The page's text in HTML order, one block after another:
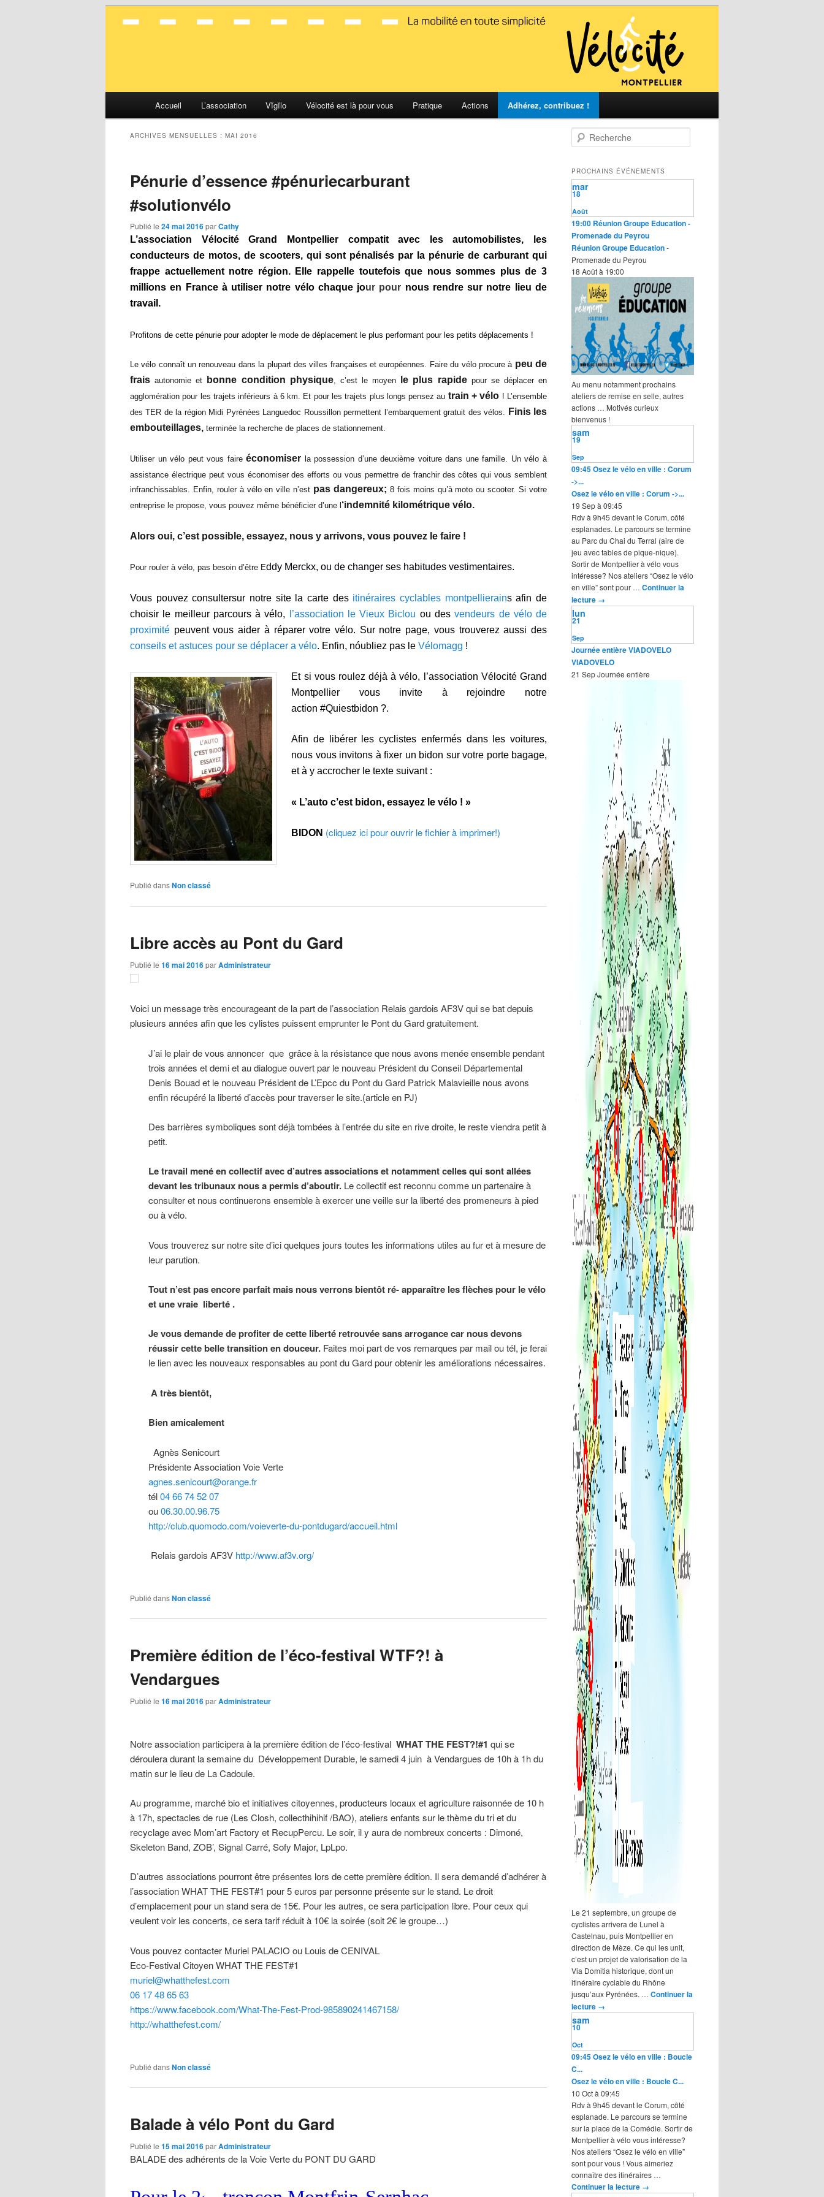
Aller
au
principal
Aller
au
secondaire
Accueil L’association Vĭgĭlo Vélocité est là pour vous Pratique Actions Adhérez, contribuez !
ARCHIVES MENSUELLES : MAI 2016
Pénurie d’essence #‎pénuriecarburant‬
‪#‎solutionvélo‬
Publié le 24 mai 2016parCathy
L’association Vélocité Grand Montpellier compatit avec les automobilistes, les
conducteurs de motos, de scooters, qui sont pénalisés par la pénurie de carburant qui
frappe actuellement notre région. Elle rappelle toutefois que nous sommes plus de 3
millions en France à utiliser notre vélo chaque jour pour nous rendre sur notre lieu de
travail.
Profitons de cette pénurie pour adopter le mode de déplacement le plus performant pour les petits déplacements !
Le vélo connaît un renouveau dans la plupart des villes françaises et européennes. Faire du vélo procure à peu de
frais autonomie et bonne condition physique, c’est le moyen le plus rapidepour se déplacer en
agglomération pour les trajets inférieurs à 6 km. Et pour les trajets plus longs pensez au train + vélo ! L’ensemble
des TER de la région Midi Pyrénées Languedoc Roussillon permettent l’embarquement gratuit des vélos. Finis les
embouteillages, terminée la recherche de places de stationnement.
Utiliser un vélo peut vous faireéconomiser la possession d’une deuxième voiture dans une famille. Un vélo à
assistance électrique peut vous économiser des efforts ou vous permettre de franchir des côtes qui vous semblent
infranchissables. Enfin, rouler à vélo en ville n’est pas dangereux; 8 fois moins qu’à moto ou scooter. Si votre
entreprise le propose, vous pouvez même bénéficier d’une l ‘indemnité kilométrique vélo.
Alors oui, c’est possible, essayez, nous y arrivons, vous pouvez le faire !
Pour rouler à vélo, pas besoin d’être Eddy Merckx, ou de changer ses habitudes vestimentaires.
Vous pouvez consultersur notre site la carte des itinéraires cyclables montpellierains afin de
choisir le meilleur parcours à vélo,
l’association le Vieux Biclou ou desvendeurs de vélo de
proximité peuvent vous aider à réparer votre vélo. Sur notre page, vous trouverez aussi des
conseils et astuces pour se déplacer a vélo. Enfin, nóubliez pas le Vélomagg !
Et si vous roulez déjà à vélo, l’association Vélocité Grand
Montpellier vous invite à rejoindre notre
action #Quiestbidon ?.
Afin de libérer les cyclistes enfermés dans les voitures,
nous vous invitons à fixer un bidon sur votre porte bagage,
et à y accrocher le texte suivant :
« L’auto c’est bidon, essayez le vélo ! »
BIDON (cliquez ici pour ouvrir le fichier à imprimer!)
Publié dansNon classé
Libre accès au Pont du Gard
Publié le 16 mai 2016parAdministrateur
Voici un message très encourageant de la part de l’association Relais gardois AF3V qui se bat depuis
plusieurs années afin que les cylistes puissent emprunter le Pont du Gard gratuitement.
J’ai le plair de vous annoncer que grâce à la résistance que nous avons menée ensemble pendant
trois années et demi et au dialogue ouvert par le nouveau Président du Conseil Départemental
Denis Bouad et le nouveau Président de L’Epcc du Pont du Gard Patrick Malavieille nous avons
enfin récupéré la liberté d’accès pour traverser le site.(article en PJ)
Des barrières symboliques sont déjà tombées à l’entrée du site en rive droite, le reste viendra petit à
petit.
Le travail mené en collectif avec d’autres associations et notamment celles qui sont allées
devant les tribunaux nous a permis d’aboutir. Le collectif est reconnu comme un partenaire à
consulter et nous continuerons ensemble à exercer une veille sur la liberté des promeneurs à pied
ou à vélo.
Vous trouverez sur notre site d’ici quelques jours toutes les informations utiles au fur et à mesure de
leur parution.
Tout n’est pas encore parfait mais nous verrons bientôt ré- apparaître les flèches pour le vélo
et une vraie liberté .
Je vous demande de profiter de cette liberté retrouvée sans arrogance car nous devons
réussir cette belle transition en douceur. Faites moi part de vos remarques par mail ou tél, je ferai
le lien avec les nouveaux responsables au pont du Gard pour obtenir les améliorations nécessaires.
A très bientôt,
Bien amicalement
Agnès Senicourt
Présidente Association Voie Verte
agnes.senicourt@orange.fr
tél04 66 74 52 07
ou06.30.00.96.75
http://club.quomodo.com/voieverte-du-pontdugard/accueil.html
Relais gardois AF3V http://www.af3v.org/
Publié dansNon classé
Première édition de l’éco-festival WTF?! à
Vendargues
Publié le 16 mai 2016parAdministrateur
Notre association participera à la première édition de l’éco-festival WHAT THE FEST?!#1 qui se
déroulera durant la semaine du Développement Durable, le samedi 4 juin à Vendargues de 10h à 1h du
matin sur le lieu de La Cadoule.
Au programme, marché bio et initiatives citoyennes, producteurs locaux et agriculture raisonnée de 10 h
à 17h, spectacles de rue (Les Closh, collecthihihif /BAO), ateliers enfants sur le thème du tri et du
recyclage avec Mom’art Factory et RecupPercu. Le soir, il y aura de nombreux concerts : Dimoné,
Skeleton Band, ZOB’, Signal Carré, Sofy Major, LpLpo.
D’autres associations pourront être présentes lors de cette première édition. Il sera demandé d’adhérer à
l’association WHAT THE FEST#1 pour 5 euros par personne présente sur le stand. Le droit
d’emplacement pour un stand sera de 15€. Pour les autres, ce sera participation libre. Pour ceux qui
veulent voir les concerts, ce sera tarif réduit à 10€ la soirée (soit 2€ le groupe…)
Vous pouvez contacter Muriel PALACIO ou Louis de CENIVAL
Eco-Festival Citoyen WHAT THE FEST#1
muriel@whatthefest.com
06 17 48 65 63
https://www.facebook.com/What-The-Fest-Prod-985890241467158/
http://whatthefest.com/
Publié dansNon classé
Balade à vélo Pont du Gard
Publié le 15 mai 2016parAdministrateur
BALADE des adhérents de la Voie Verte du PONT DU GARD
e
h
e
r
h
e
PROCHAINS ÉVÉNEMENTS
Août
18
mar
19:00 Réunion Groupe Education-
Promenade du Peyrou
Réunion Groupe Education-
Promenade du Peyrou
18 Août à 19:00
Au menu notamment prochains
ateliers de remise en selle, autres
actions … Motivés curieux
bienvenus !
Sep
19
sam
09:45Osez le vélo en ville : Corum
->...
Osez le vélo en ville : Corum ->...
19 Sep à 09:45
Rdv à 9h45 devant le Corum, côté
esplanades. Le parcours se termine
au Parc du Chai du Terral (aire de
jeu avec tables de pique-nique).
Sortir de Montpellier à vélo vous
intéresse? Nos ateliers “Osez le vélo
en ville” sont pour … Continuer la
lecture →
Sep
21
lun
Journée entièreVIADOVELO
VIADOVELO
21 SepJournée entière
Le 21 septembre, un groupe de
cyclistes arrivera de Lunel à
Castelnau, puis Montpellier en
direction de Mèze. Ce qui les unit,
c’est un projet de valorisation de la
Via Domitia historique, dont un
itinéraire cyclable du Rhône
jusqu’aux Pyrénées. … Continuer la
lecture →
Oct
10
sam
09:45Osez le vélo en ville : Boucle
C...
Osez le vélo en ville : Boucle C...
10 Oct à 09:45
Rdv à 9h45 devant le Corum, côté
esplanade. Le parcours se termine
sur la place de la Comédie. Sortir de
Montpellier à vélo vous intéresse?
Nos ateliers “Osez le vélo en ville”
sont pour vous ! Vous aimeriez
connaître des itinéraires …
Continuer la lecture →